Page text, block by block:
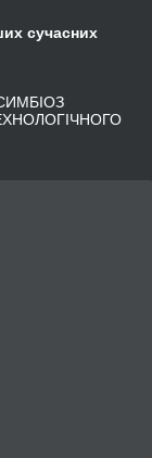
сучасних
СИМБІОЗ